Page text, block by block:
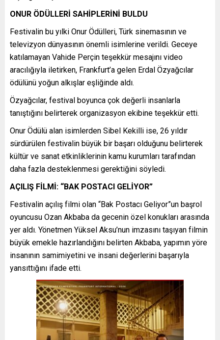
ONUR ÖDÜLLERİ SAHİPLERİNİ BULDU
Festivalin bu yılki Onur Ödülleri, Türk sinemasının ve
televizyon dünyasının önemli isimlerine verildi. Geceye
katılamayan Vahide Perçin teşekkür mesajını video
aracılığıyla iletirken, Frankfurt’a gelen Erdal Özyağcılar
ödülünü yoğun alkışlar eşliğinde aldı.
Özyağcılar, festival boyunca çok değerli insanlarla
tanıştığını belirterek organizasyon ekibine teşekkür etti.
Onur Ödülü alan isimlerden Sibel Kekilli ise, 26 yıldır
sürdürülen festivalin büyük bir başarı olduğunu belirterek
kültür ve sanat etkinliklerinin kamu kurumları tarafından
daha fazla desteklenmesi gerektiğini söyledi.
AÇILIŞ FİLMİ: “BAK POSTACI GELİYOR”
Festivalin açılış filmi olan “Bak Postacı Geliyor”un başrol
oyuncusu Ozan Akbaba da gecenin özel konukları arasında
yer aldı. Yönetmen Yüksel Aksu’nun imzasını taşıyan filmin
büyük emekle hazırlandığını belirten Akbaba, yapımın yöre
insanının samimiyetini ve insani değerlerini başarıyla
yansıttığını ifade etti.